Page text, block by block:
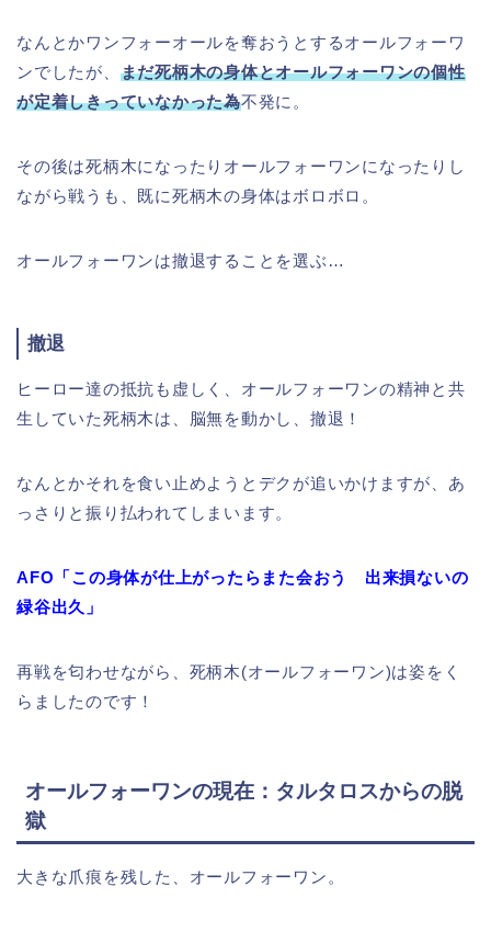
なんとかワンフォーオールを奪おうとするオールフォーワ
ンでしたが、 まだ死柄木の身体とオールフォーワンの個性
が定着しきっていなかった為不発に。
その後は死柄木になったりオールフォーワンになったりし
ながら戦うも、既に死柄木の身体はボロボロ。
オールフォーワンは撤退することを選ぶ…
撤退
ヒーロー達の抵抗も虚しく、オールフォーワンの精神と共
生していた死柄木は、脳無を動かし、撤退！
なんとかそれを食い止めようとデクが追いかけますが、あ
っさりと振り払われてしまいます。
AFO「この身体が仕上がったらまた会おう 出来損ないの
緑谷出久」
再戦を匂わせながら、死柄木(オールフォーワン)は姿をく
らましたのです！
オールフォーワンの現在：タルタロスからの脱
獄
大きな爪痕を残した、オールフォーワン。